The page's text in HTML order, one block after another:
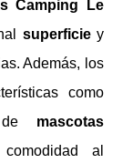
Camping Le
superficiey
Además, los
como
de mascotas
al